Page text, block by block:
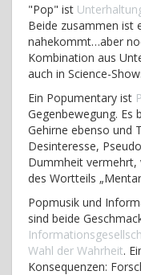
"Pop" ist
Beide zusammen ist
nahekommt…aber
Kombination aus
auch in Science-
Ein Popumentary ist
Gegenbewegung. Es
Gehirne ebenso und
Desinteresse,
Dummheit vermehrt,
des Wortteils
Popmusik und
sind beide
Wahl der Wahrheit.
Konsequenzen: